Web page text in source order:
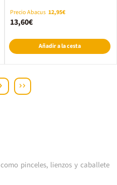
Precio Abacus 12,95€
13,60€
Añadir a la cesta
pinceles, lienzos y caballete